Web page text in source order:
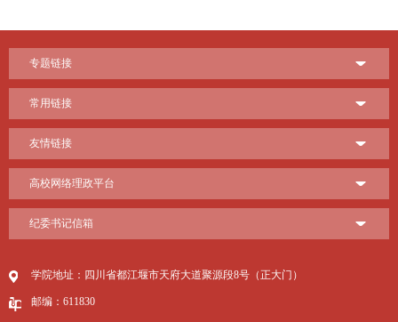
专题链接
常用链接
友情链接
高校网络理政平台
纪委书记信箱
学院地址：四川省都江堰市天府大道聚源段8号（正大门）
邮编：611830